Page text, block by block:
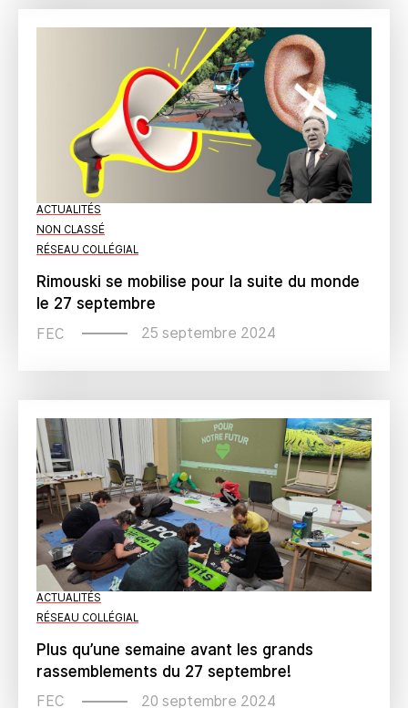
ACTUALITÉS
NON CLASSÉ
RÉSEAU COLLÉGIAL
Rimouski se mobilise pour la suite du monde
le 27 septembre
FEC 25 septembre 2024
ACTUALITÉS
RÉSEAU COLLÉGIAL
Plus qu’une semaine avant les grands
rassemblements du 27 septembre!
FEC 20 septembre 2024